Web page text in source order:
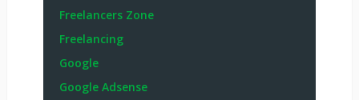
Freelancers Zone
Freelancing
Google
Google Adsense